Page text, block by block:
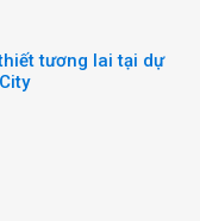
tương lai tại dự